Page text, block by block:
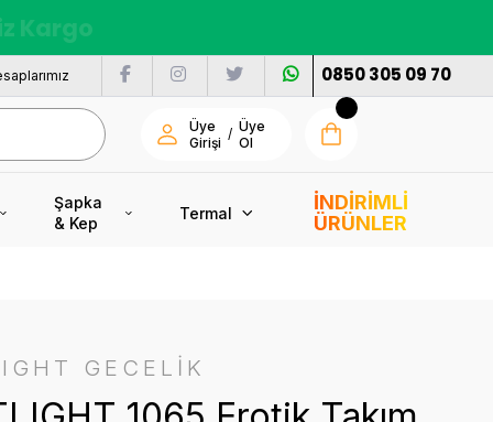
0850 305 09 70
Üye
Girişi
/ Üye
Ol
Şapka
& Kep
Termal
İNDİRİMLİ
ÜRÜNLER
GECELİK